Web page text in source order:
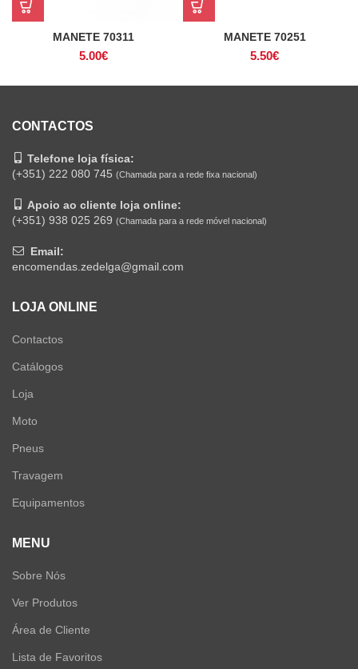
MANETE 70311
5.00€
MANETE 70251
5.50€
CONTACTOS
Telefone loja física:
(+351) 222 080 745 (Chamada para a rede fixa nacional)
Apoio ao cliente loja online:
(+351) 938 025 269 (Chamada para a rede móvel nacional)
Email:
encomendas.zedelga@gmail.com
LOJA ONLINE
Contactos
Catálogos
Loja
Moto
Pneus
Travagem
Equipamentos
MENU
Sobre Nós
Ver Produtos
Área de Cliente
Lista de Favoritos